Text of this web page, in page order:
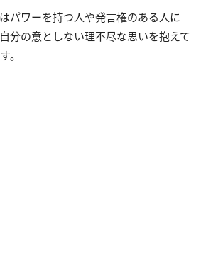
パワーを持つ人や発言権のある人に
分の意としない理不尽な思いを抱えて
。